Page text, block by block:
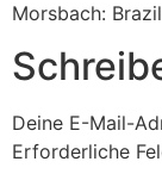
Morsbach:
Deine E-Mail-
Erforderliche